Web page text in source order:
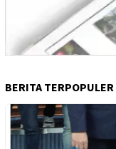
BERITA TERPOPULER